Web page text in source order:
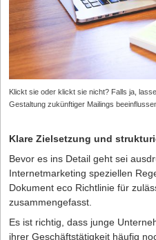
Klickt sie oder klickt sie nicht? Falls ja,
Gestaltung zukünftiger Mailings
Klare Zielsetzung und
Bevor es ins Detail geht sei
Internetmarketing speziellen
Dokument eco Richtlinie für
zusammengefasst.
Es ist richtig, dass junge
ihrer Geschäftstätigkeit häufig